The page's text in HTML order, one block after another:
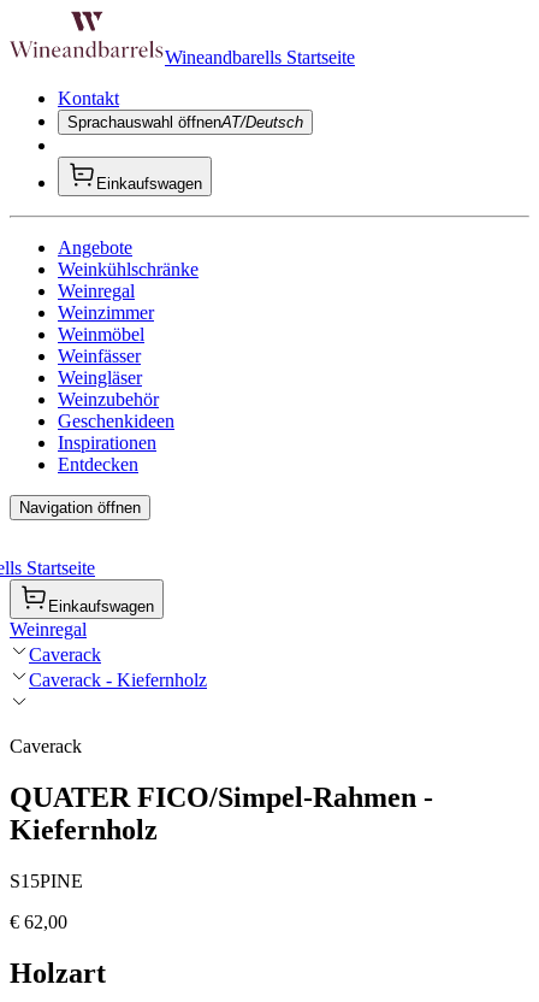
Wineandbarells Startseite
Kontakt
Sprachauswahl öffnenAT/Deutsch
Einkaufswagen
Angebote
Weinkühlschränke
Weinregal
Weinzimmer
Weinmöbel
Weinfässer
Weingläser
Weinzubehör
Geschenkideen
Inspirationen
Entdecken
Navigation öffnen
Startseite
Einkaufswagen
Weinregal
Caverack
Caverack - Kiefernholz
Caverack
QUATER FICO/Simpel-Rahmen -
Kiefernholz
S15PINE
€ 62,00
Holzart